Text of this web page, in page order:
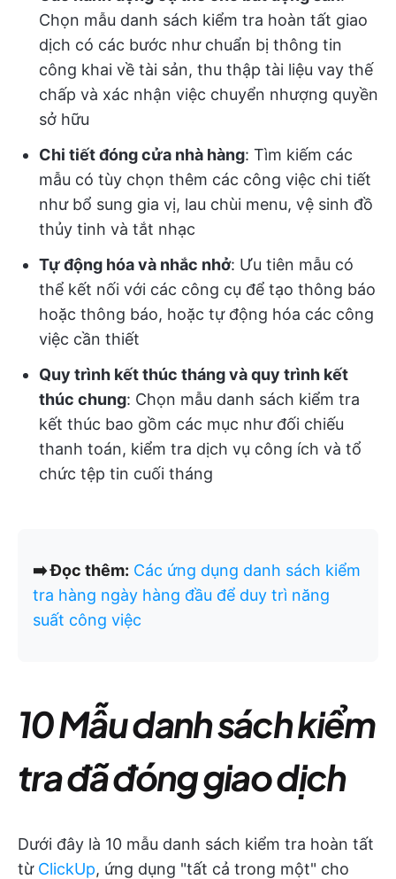
Chọn mẫu danh sách kiểm tra hoàn tất giao
dịch có các bước như chuẩn bị thông tin
công khai về tài sản, thu thập tài liệu vay thế
chấp và xác nhận việc chuyển nhượng quyền
sở hữu
Chi tiết đóng cửa nhà hàng: Tìm kiếm các
mẫu có tùy chọn thêm các công việc chi tiết
như bổ sung gia vị, lau chùi menu, vệ sinh đồ
thủy tinh và tắt nhạc
Tự động hóa và nhắc nhở: Ưu tiên mẫu có
thể kết nối với các công cụ để tạo thông báo
hoặc thông báo, hoặc tự động hóa các công
việc cần thiết
Quy trình kết thúc tháng và quy trình kết
thúc chung: Chọn mẫu danh sách kiểm tra
kết thúc bao gồm các mục như đối chiếu
thanh toán, kiểm tra dịch vụ công ích và tổ
chức tệp tin cuối tháng
➡️ Đọc thêm: Các ứng dụng danh sách kiểm
tra hàng ngày hàng đầu để duy trì năng
suất công việc
10 Mẫu danh sách kiểm
tra đã đóng giao dịch
Dưới đây là 10 mẫu danh sách kiểm tra hoàn tất
từ ClickUp, ứng dụng "tất cả trong một" cho